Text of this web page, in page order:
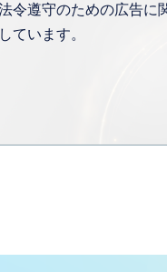
令遵守のための広告に
ています。